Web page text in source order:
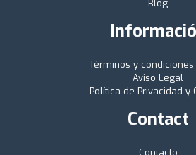
Blog
Términos y
Aviso Legal
Política de Privacidad y
Contact